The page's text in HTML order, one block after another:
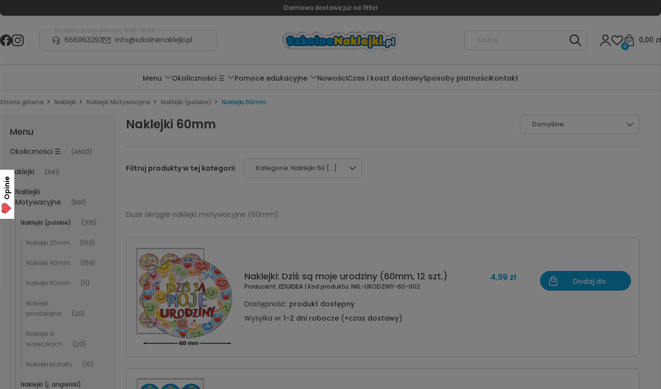
Darmowa dostawa już od 199zł
Godziny pracy pon-pt: 8:30-16:00
666963293 info@szkolnenaklejki.pl 0,00 zł
0
Menu Okoliczności ☰ Pomoce edukacyjne NowościCzas i koszt dostawySposoby płatnościKontakt
Strona główna Naklejki Naklejki Motywacyjne Naklejki (polskie) Naklejki 60mm
Menu
Okoliczności ☰ (4600)
Naklejki (841)
Naklejki
Motywacyjne
(561)
Naklejki (polskie) (316)
Naklejki 20mm (103)
Naklejki 40mm (159)
Naklejki 60mm (11)
Naklejki
prostokątne
(20)
Naklejki w
woreczkach
(20)
Naklejki kształty (10)
Naklejki (j. angielski)
Naklejki 60mm
Kategorie: Naklejki 60 [...]
Duże okrągłe naklejki motywacyjne (60mm)
Naklejki: Dziś są moje urodziny (60mm, 12 szt.)
Producent: EDUIDEA | Kod produktu: NKL-URODZINY-60-002
Dostępność: produkt dostępny
Wysyłka w: 1-2 dni robocze (+czas dostawy)
4,99 zł
Dodaj do
Opinie